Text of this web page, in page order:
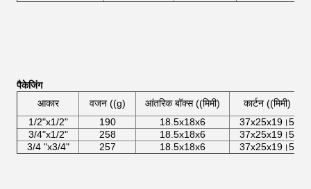
पैकेजिंग
आकार
वजन ((g) आंतरिक बॉक्स ((मिमी)
कार्टन ((मिमी)
1/2"x1/2"
190 18.5x18x6
37x25x19।5
3/4"x1/2"
258 18.5x18x6
37x25x19।5
3/4 "x3/4"
257 18.5x18x6 37x25x19।5